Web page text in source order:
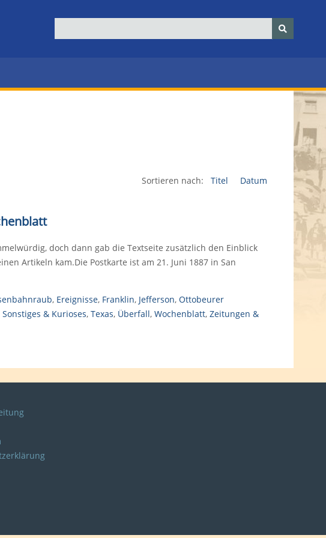
Sortieren nach: Titel Datum
doch dann gab die Textseite zusätzlich den Einblick
Artikeln kam.Die Postkarte ist am 21. Juni 1887 in San
, Ereignisse, Franklin, Jefferson, Ottobeurer
Sonstiges & Kurioses, Texas, Überfall, Wochenblatt, Zeitungen &